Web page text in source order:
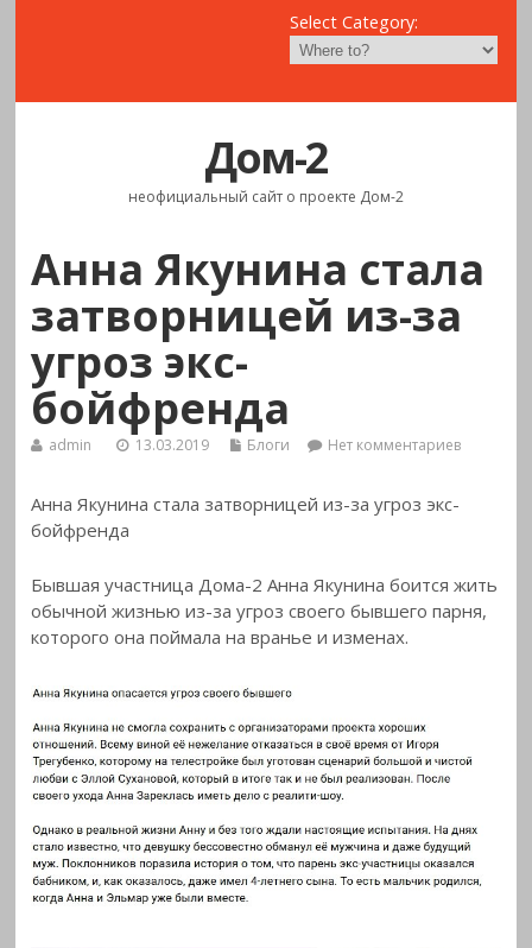
Select Category:
Дом-2
неофициальный сайт о проекте Дом-2
Анна Якунина стала
затворницей из-за
угроз экс-
бойфренда
admin 13.03.2019 Блоги Нет комментариев
Анна Якунина стала затворницей из-за угроз экс-
бойфренда
Бывшая участница Дома-2 Анна Якунина боится жить
обычной жизнью из-за угрозсвоего бывшего парня,
которого она поймала на вранье и изменах.